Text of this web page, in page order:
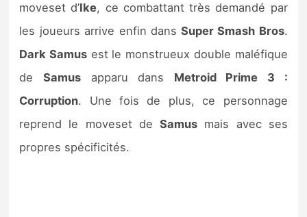
moveset d’Ike, ce combattant très demandé par
les joueurs arrive enfin dans Super Smash Bros.
Dark Samusest le monstrueux double maléfique
de Samusapparu dans Metroid Prime 3 :
Corruption. Une fois de plus, ce personnage
reprend le moveset deSamus mais avec ses
propres spécificités.